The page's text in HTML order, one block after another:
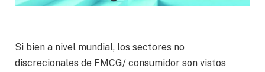
Si bien a nivel mundial, los sectores no
discrecionales de FMCG/ consumidor son vistos